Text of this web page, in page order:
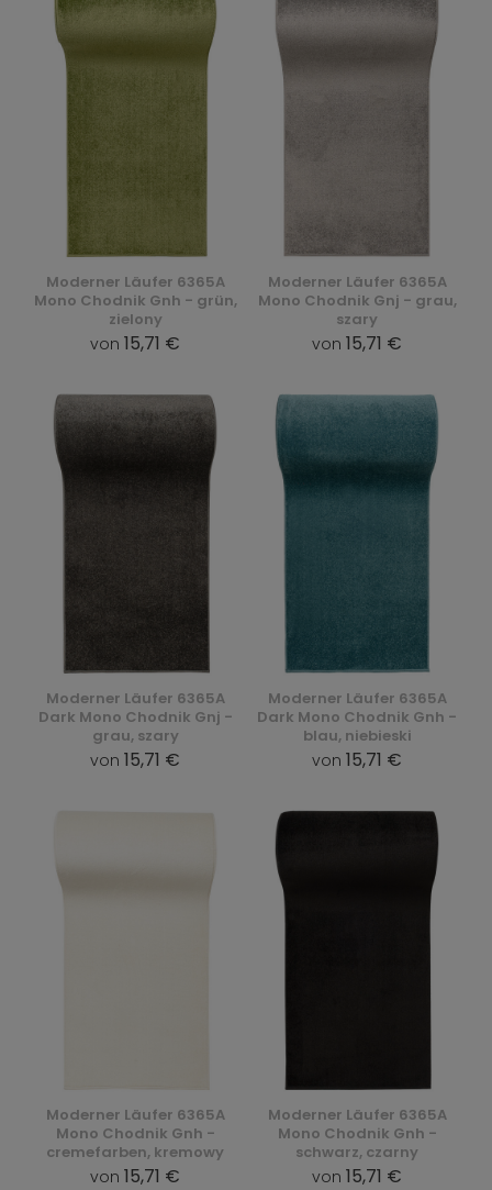
Moderner Läufer 6365A
Mono Chodnik Gnh - grün,
zielony
von 15,71 €
Moderner Läufer 6365A
Mono Chodnik Gnj - grau,
szary
von 15,71 €
Moderner Läufer 6365A
Dark Mono Chodnik Gnj -
grau, szary
von 15,71 €
Moderner Läufer 6365A
Dark Mono Chodnik Gnh -
blau, niebieski
von 15,71 €
Moderner Läufer 6365A
Mono Chodnik Gnh -
cremefarben, kremowy
von 15,71 €
Moderner Läufer 6365A
Mono Chodnik Gnh -
schwarz, czarny
von 15,71 €